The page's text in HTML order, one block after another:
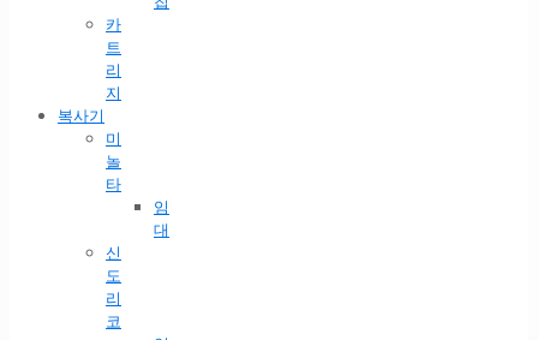
카
트
리
지
복사기
미
놀
타
임
대
신
도
리
코